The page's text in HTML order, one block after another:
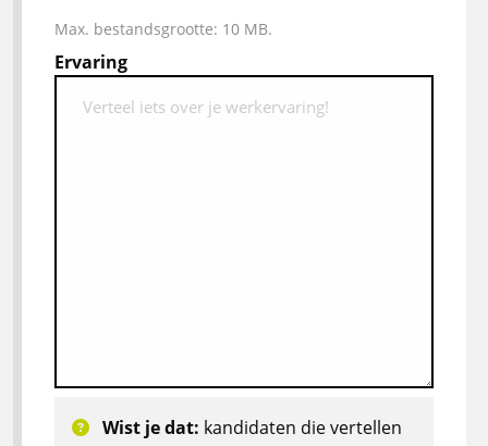
Max. bestandsgrootte: 10 MB.
Ervaring
Wist je dat: kandidaten die vertellen